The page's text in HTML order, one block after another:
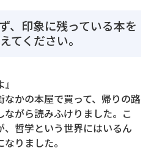
、印象に残っている本を
てください。
かの本屋で買って、帰りの路
がら読みふけりました。こ
、哲学という世界にはいるん
りました。